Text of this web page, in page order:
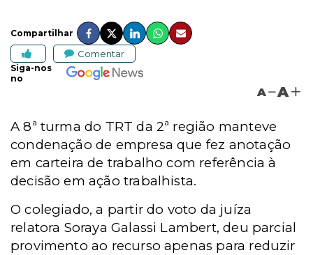
Compartilhar
Comentar
Siga-nos
no
A A
A 8ª turma do TRT da 2ª região manteve
condenação de empresa que fez anotação
em carteira de trabalho com referência à
decisão em ação trabalhista.
O colegiado, a partir do voto da juíza
relatora Soraya Galassi Lambert, deu parcial
provimento ao recurso apenas para reduzir